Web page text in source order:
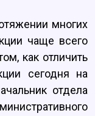
многих
чаще всего
как отличить
сегодня на
отдела